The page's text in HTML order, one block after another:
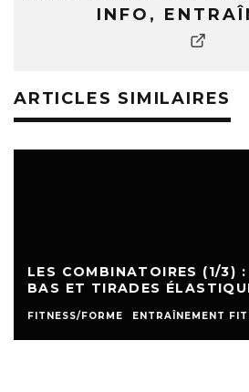
INFO,
ARTICLES SIMILAIRES
LES COMBINATOIRES (1/3) :
BAS ET TIRADES
FITNESS/FORME ENTRAÎNEMENT